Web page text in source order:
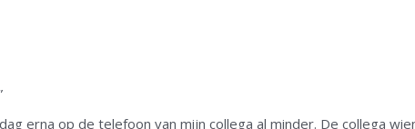
erna op de telefoon van mijn collega al minder. De collega